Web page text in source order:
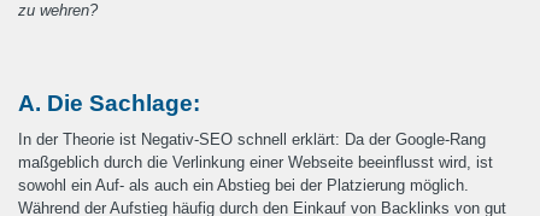
zu wehren?
A. Die Sachlage:
In der Theorie ist Negativ-SEO schnell erklärt: Da der Google-Rang
maßgeblich durch die Verlinkung einer Webseite beeinflusst wird, ist
sowohl ein Auf- als auch ein Abstieg bei der Platzierung möglich.
Während der Aufstieg häufig durch den Einkauf von Backlinks von gut